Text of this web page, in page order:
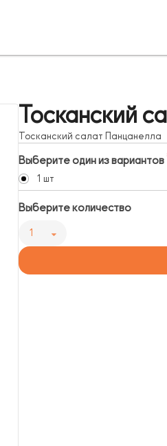
Тосканский
Тосканский салат Панцанелла
Выберите один из вариантов
1 шт
Выберите количество
1